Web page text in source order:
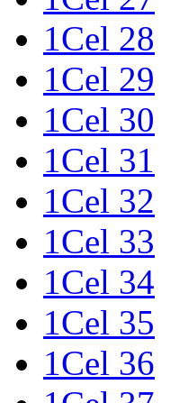
1Cel 28
1Cel 29
1Cel 30
1Cel 31
1Cel 32
1Cel 33
1Cel 34
1Cel 35
1Cel 36